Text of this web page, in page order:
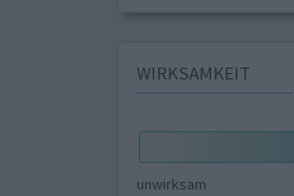
WIRKSAMKEIT
unwirksam